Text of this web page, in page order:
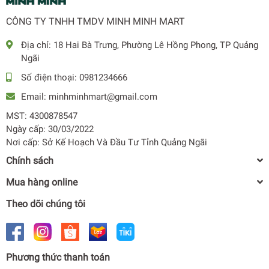
đồng đều. Nhờ đó, thực phẩm nhận được nhiệt độ thích
hợp giúp kéo dài độ tươi ngon trong suốt quá trình bảo
quản.
CÔNG TY TNHH TMDV MINH MINH MART
Địa chỉ: 18 Hai Bà Trưng, Phường Lê Hồng Phong, TP Quảng
Ngãi
Số điện thoại: 0981234666
Email: minhminhmart@gmail.com
MST: 4300878547
Ngày cấp: 30/03/2022
Nơi cấp: Sở Kế Hoạch Và Đầu Tư Tỉnh Quảng Ngãi
Chính sách
Mua hàng online
Theo dõi chúng tôi
Phương thức thanh toán